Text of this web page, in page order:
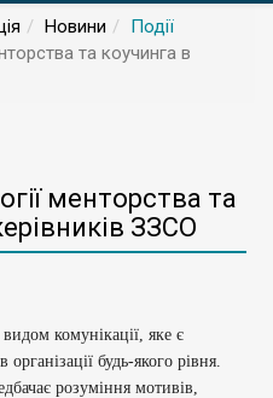
Новини
Події
та коучинга в
менторства та
ЗЗСО
комунікації, яке є
будь-якого рівня.
розуміння мотивів,